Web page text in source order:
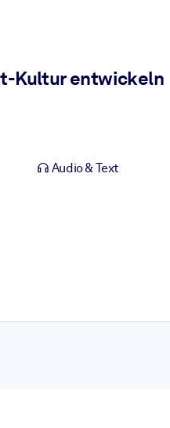
Kultur entwickeln
Audio & Text